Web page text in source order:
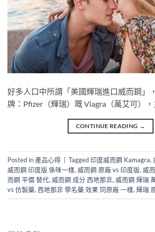
好多人口中所謂「美國輝瑞進口威而鋼」
牌：Pfizer（輝瑞）嘅 Viagra（萬艾可）
CONTINUE READING →
Posted in 產品心得 Tagged印度威而鋼 Kamagra,
威而鋼 印度版 係咪一樣, 威而鋼 原廠 vs 印度版, 威
而鋼 平價 替代, 威而鋼 成分 西地那非, 威而鋼 輝瑞
vs 仿製藥,西地那非 學名藥 效果 同原廠 一樣,輝瑞